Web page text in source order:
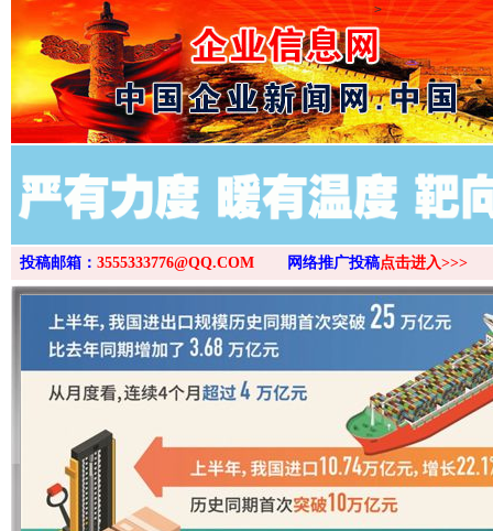
>
投稿邮箱： 3555333776@QQ.COM 网络推广投稿点击进入>>>